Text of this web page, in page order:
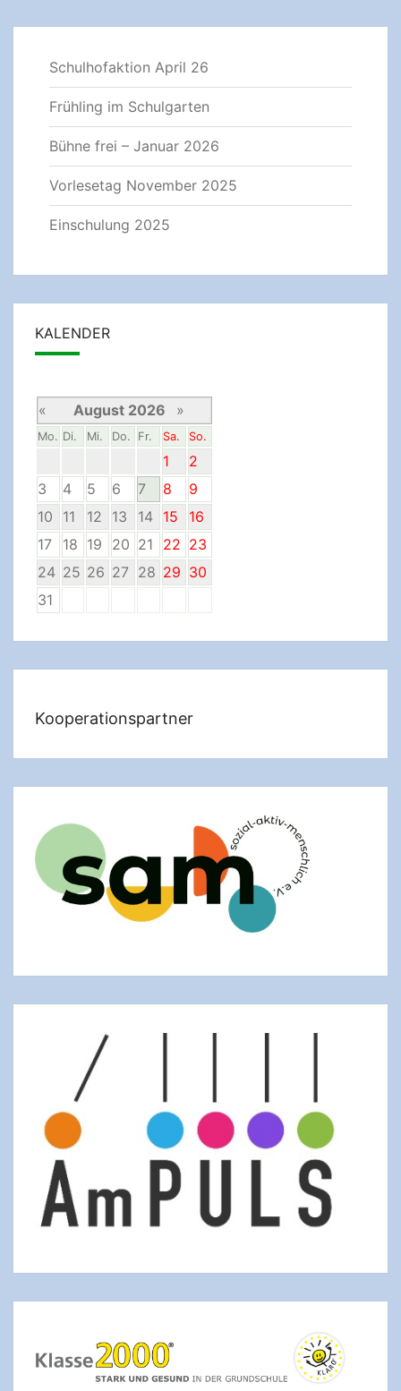
Schulhofaktion April 26
Frühling im Schulgarten
Bühne frei – Januar 2026
Vorlesetag November 2025
Einschulung 2025
KALENDER
« August 2026 »
Mo. Di. Mi. Do. Fr. Sa. So.
1
2
3
4 5 6 7 8
9
10
11 12 13 14 15
16
17
18 19 20 21 22 23
24 25 26 27 28 29 30
31
Kooperationspartner